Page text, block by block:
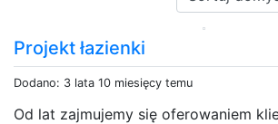
Projekt łazienki
Dodano: 3 lata 10 miesięcy temu
Od lat zajmujemy się oferowaniem